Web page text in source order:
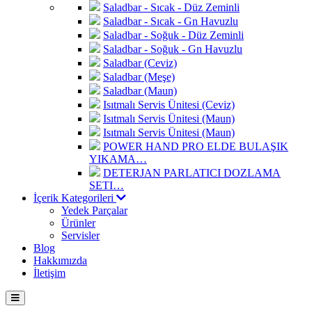
Saladbar - Sıcak - Düz Zeminli
Saladbar - Sıcak - Gn Havuzlu
Saladbar - Soğuk - Düz Zeminli
Saladbar - Soğuk - Gn Havuzlu
Saladbar (Ceviz)
Saladbar (Meşe)
Saladbar (Maun)
Isıtmalı Servis Ünitesi (Ceviz)
Isıtmalı Servis Ünitesi (Maun)
Isıtmalı Servis Ünitesi (Maun)
POWER HAND PRO ELDE BULAŞIK
YIKAMA…
DETERJAN PARLATICI DOZLAMA
SETI…
İçerik Kategorileri
Yedek Parçalar
Ürünler
Servisler
Blog
Hakkımızda
İletişim